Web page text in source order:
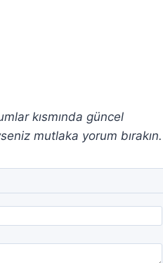
kısmında güncel
mutlaka yorum bırakın.